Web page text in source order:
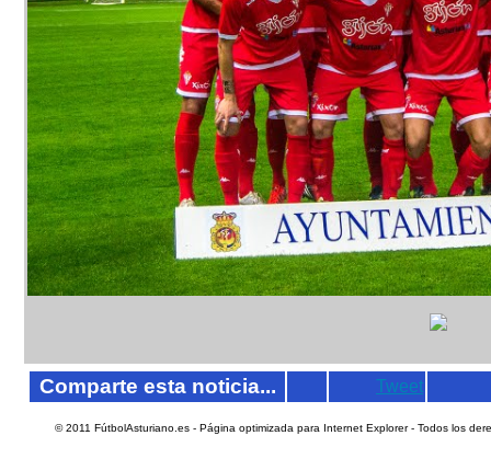
Comparte esta noticia... Tweet
© 2011 FútbolAsturiano.es - Página optimizada para Internet Explorer - Todos los